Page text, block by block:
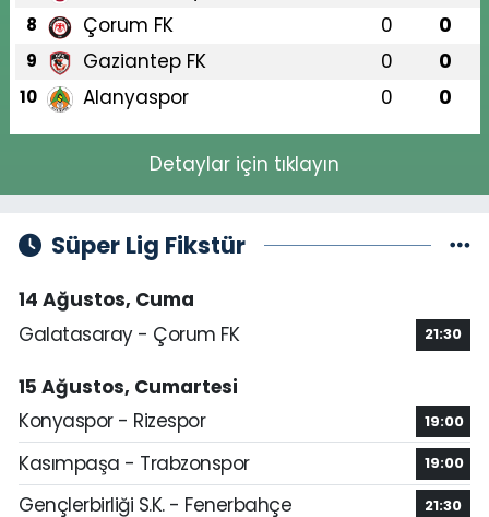
8 Çorum FK 0 0
9 Gaziantep FK 0 0
10 Alanyaspor 0 0
Detaylar için tıklayın
Süper Lig Fikstür
14 Ağustos, Cuma
Galatasaray - Çorum FK
21:30
15 Ağustos, Cumartesi
Konyaspor - Rizespor
19:00
Kasımpaşa - Trabzonspor 19:00
Gençlerbirliği S.K. - Fenerbahçe 21:30